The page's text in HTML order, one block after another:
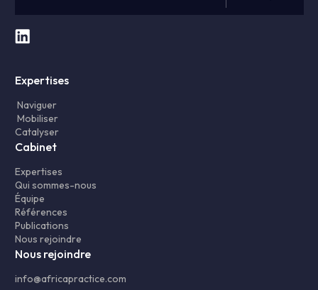
Expertises
Naviguer
Mobiliser
Catalyser
Cabinet
Expertises
Qui sommes-nous
Équipe
Références
Publications
Nous rejoindre
Nous rejoindre
info@africapractice.com